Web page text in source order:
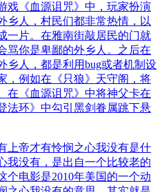
戏《血源诅咒》中，玩家扮演
乡人，村民们都非常热情，以
一片。在雅南街敲居民的门就
骂你是卑鄙的外乡人。之后在
乡人，都是利用bug或者机制设
，例如在《只狼》天守阁，将
在《血源诅咒》中将神父卡在
法环》中勾引黑剑眷属跳下悬
上帝才有怜悯之心我没有是什
我没有，是出自一个比较老的
个电影是2010年美国的一个动